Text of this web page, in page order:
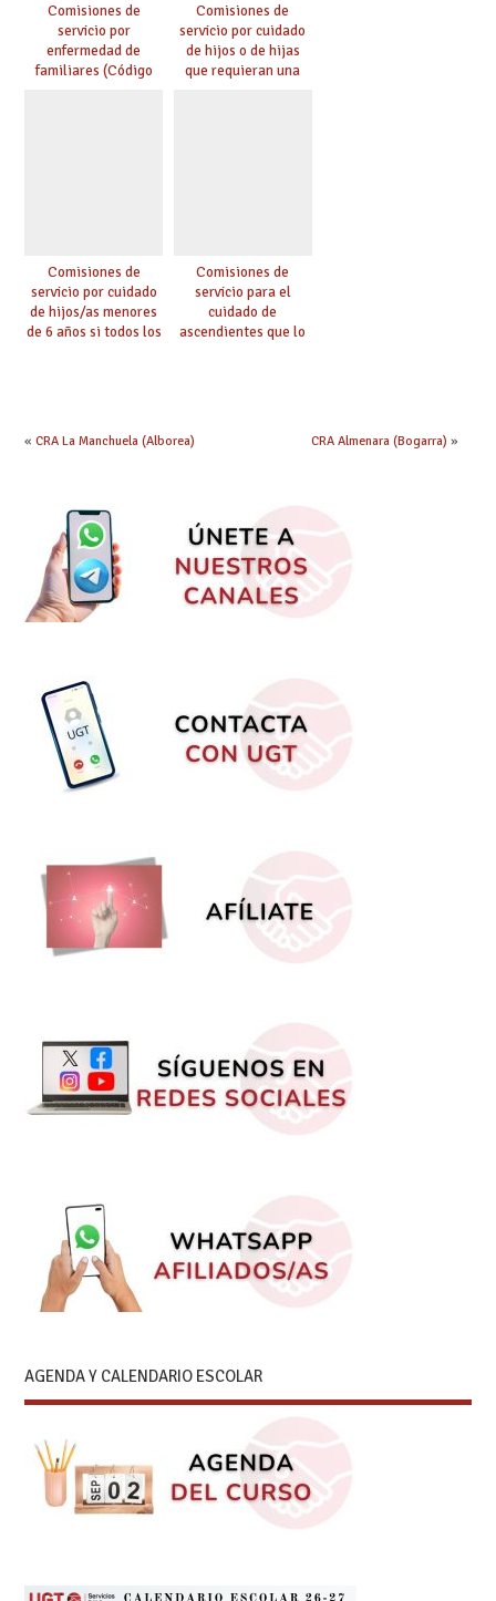
Comisiones de
servicio por
enfermedad de
familiares (Código
Comisiones de
servicio por cuidado
de hijos o de hijas
que requieran una
Comisiones de
servicio por cuidado
de hijos/as menores
de 6 años si todos los
Comisiones de
servicio para el
cuidado de
ascendientes que lo
« CRA La Manchuela (Alborea) CRA Almenara (Bogarra) »
AGENDA Y CALENDARIO ESCOLAR